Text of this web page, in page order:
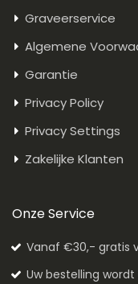
Graveerservice
Algemene
Garantie
Privacy Policy
Privacy Settings
Zakelijke Klanten
Onze Service
Vanaf €30,- gratis
Uw bestelling